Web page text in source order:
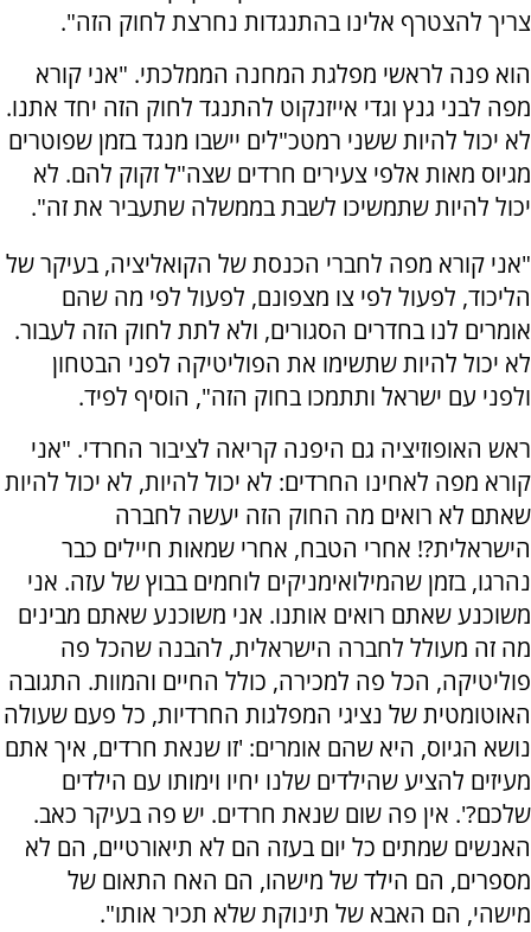
צריך להצטרף אלינו בהתנגדות נחרצת לחוק הזה".
הוא פנה לראשי מפלגת המחנה הממלכתי. "אני קורא
מפה לבני גנץ וגדי אייזנקוט להתנגד לחוק הזה יחד אתנו.
לא יכול להיות ששני רמטכ"לים יישבו מנגד בזמן שפוטרים
מגיוס מאות אלפי צעירים חרדים שצה"ל זקוק להם. לא
יכול להיות שתמשיכו לשבת בממשלה שתעביר את זה".
"אני קורא מפה לחברי הכנסת של הקואליציה, בעיקר של
הליכוד, לפעול לפי צו מצפונם, לפעול לפי מה שהם
אומרים לנו בחדרים הסגורים, ולא לתת לחוק הזה לעבור.
לא יכול להיות שתשימו את הפוליטיקה לפני הבטחון
ולפני עם ישראל ותתמכו בחוק הזה", הוסיף לפיד.
ראש האופוזיציה גם היפנה קריאה לציבור החרדי. "אני
קורא מפה לאחינו החרדים: לא יכול להיות, לא יכול להיות
שאתם לא רואים מה החוק הזה יעשה לחברה
הישראלית?! אחרי הטבח, אחרי שמאות חיילים כבר
נהרגו, בזמן שהמילואימניקים לוחמים בבוץ של עזה. אני
משוכנע שאתם רואים אותנו. אני משוכנע שאתם מבינים
מה זה מעולל לחברה הישראלית, להבנה שהכל פה
פוליטיקה, הכל פה למכירה, כולל החיים והמוות. התגובה
האוטומטית של נציגי המפלגות החרדיות, כל פעם שעולה
נושא הגיוס, היא שהם אומרים: 'זו שנאת חרדים, איך אתם
מעיזים להציע שהילדים שלנו יחיו וימותו עם הילדים
שלכם?'. אין פה שום שנאת חרדים. יש פה בעיקר כאב.
האנשים שמתים כל יום בעזה הם לא תיאורטיים, הם לא
מספרים, הם הילד של מישהו, הם האח התאום של
מישהי, הם האבא של תינוקת שלא תכיר אותו".